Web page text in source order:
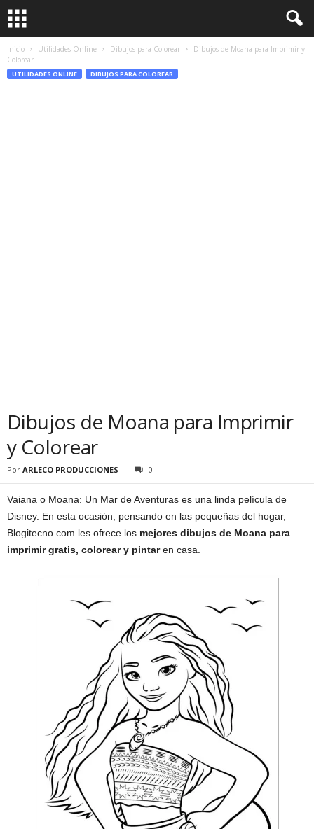
Inicio Utilidades Online Dibujos para Colorear
Dibujos de Moana para Imprimir y
Colorear
UTILIDADES ONLINE DIBUJOS PARA COLOREAR
Dibujos de Moana para Imprimir
y Colorear
Por ARLECO PRODUCCIONES 0
Vaiana o Moana: Un Mar de Aventuras es una linda película de
Disney. En esta ocasión, pensando en las pequeñas del hogar,
Blogitecno.com les ofrece los mejores dibujos de Moana para
imprimir gratis, colorear y pintaren casa.